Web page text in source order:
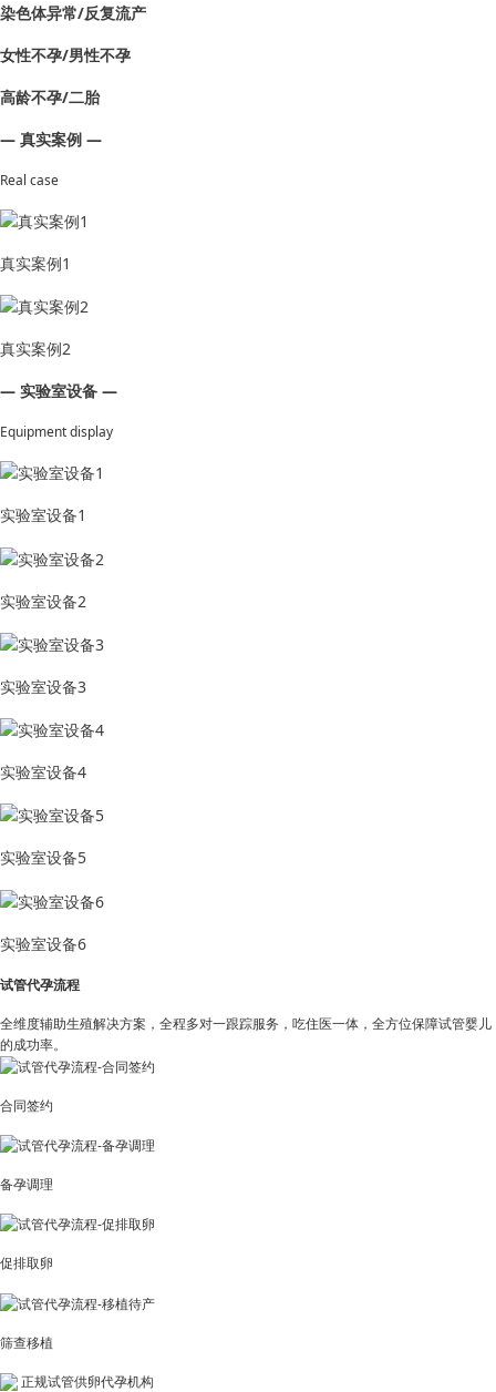
染色体异常/反复流产
女性不孕/男性不孕
高龄不孕/二胎
— 真实案例 —
Real case
真实案例1
真实案例2
— 实验室设备 —
Equipment display
实验室设备1
实验室设备2
实验室设备3
实验室设备4
实验室设备5
实验室设备6
试管代孕流程
全维度辅助生殖解决方案，全程多对一跟踪服务，吃住医一体，全方位保障试管婴儿
的成功率。
合同签约
备孕调理
促排取卵
筛查移植
正规试管供卵代孕机构